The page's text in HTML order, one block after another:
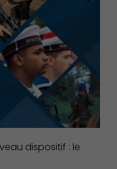
dispositif : le